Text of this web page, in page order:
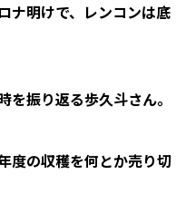
ナ明けで、レンコンは底
を振り返る歩久斗さん。
度の収穫を何とか売り切